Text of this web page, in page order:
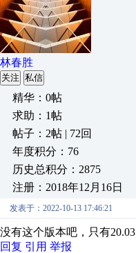
林春胜
关注 私信
精华：0帖
求助：1帖
帖子：2帖 | 72回
年度积分：76
历史总积分：2875
注册：2018年12月16日
发表于：2022-10-13 17:46:21
没有这个版本吧，只有20.03
回复 引用 举报